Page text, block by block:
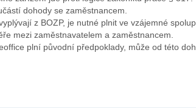
dohody se zaměstnancem.
z BOZP, je nutné plnit ve vzájemné
mezi zaměstnavatelem a zaměstnancem.
plní původní předpoklady, může od této